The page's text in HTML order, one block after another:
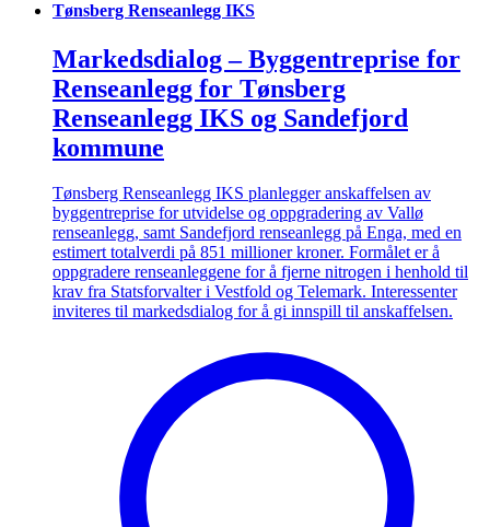
Tønsberg Renseanlegg IKS
Markedsdialog – Byggentreprise for
Renseanlegg for Tønsberg
Renseanlegg IKS og Sandefjord
kommune
Tønsberg Renseanlegg IKS planlegger anskaffelsen av
byggentreprise for utvidelse og oppgradering av Vallø
renseanlegg, samt Sandefjord renseanlegg på Enga, med en
estimert totalverdi på 851 millioner kroner. Formålet er å
oppgradere renseanleggene for å fjerne nitrogen i henhold til
krav fra Statsforvalter i Vestfold og Telemark. Interessenter
inviteres til markedsdialog for å gi innspill til anskaffelsen.